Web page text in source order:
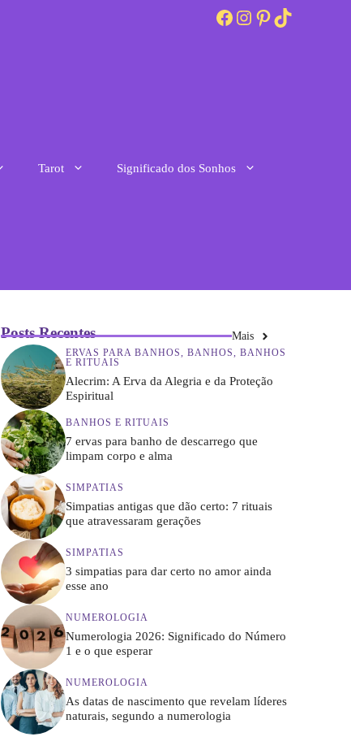
Facebook
Instagram
Pinterest
TikTok
Tarot Significado dos Sonhos
Posts Recentes Mais
ERVAS PARA BANHOS BANHOS
BANHOS
E RITUAIS
Alecrim: A Erva da Alegria e da Proteção
Espiritual
BANHOS E RITUAIS
7 ervas para banho de descarrego que
limpam corpo e alma
SIMPATIAS
Simpatias antigas que dão certo: 7 rituais
que atravessaram gerações
SIMPATIAS
3 simpatias para dar certo no amor ainda
esse ano
NUMEROLOGIA
Numerologia 2026: Significado do Número
1 e o que esperar
NUMEROLOGIA
As datas de nascimento que revelam líderes
naturais, segundo a numerologia